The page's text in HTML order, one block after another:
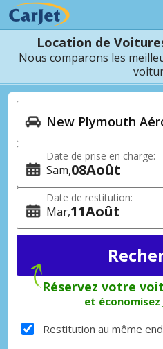
Location de
Nous comparons les
Date de prise en charge:
Sam 08Août
Date de restitution:
Mar 11Août
Réservez votre
et économisez
Restitution au même